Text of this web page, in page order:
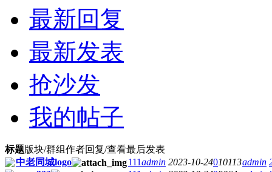
最新回复
最新发表
抢沙发
我的帖子
标题版块/群组作者回复/查看最后发表
中老同城logo
111admin 2023-10-24010113admin